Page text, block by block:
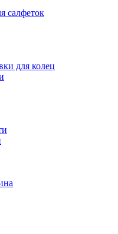
салфеток
для колец